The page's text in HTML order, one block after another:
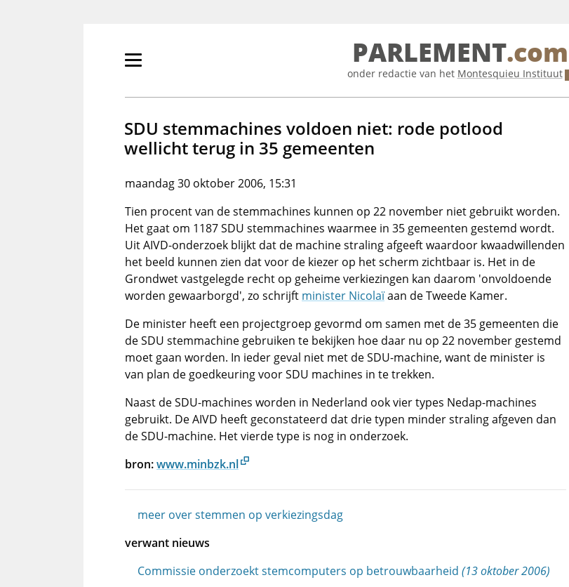
Primair
tonen/verbergen
PARLEMENT.com
onder redactie van het Montesquieu Instituut
SDU stemmachines voldoen niet: rode potlood
wellicht terug in 35 gemeenten
maandag 30 oktober 2006, 15:31
Tien procent van de stemmachines kunnen op 22 november niet gebruikt worden.
Het gaat om 1187 SDU stemmachines waarmee in 35 gemeenten gestemd wordt.
Uit AIVD-onderzoek blijkt dat de machine straling afgeeft waardoor kwaadwillenden
het beeld kunnen zien dat voor de kiezer op het scherm zichtbaar is. Het in de
Grondwet vastgelegde recht op geheime verkiezingen kan daarom 'onvoldoende
worden gewaarborgd', zo schrijft minister Nicolaïaan de Tweede Kamer.
De minister heeft een projectgroep gevormd om samen met de 35 gemeenten die
de SDU stemmachine gebruiken te bekijken hoe daar nu op 22 november gestemd
moet gaan worden. In ieder geval niet met de SDU-machine, want de minister is
van plan de goedkeuring voor SDU machines in te trekken.
Naast de SDU-machines worden in Nederland ook vier types Nedap-machines
gebruikt. De AIVD heeft geconstateerd dat drie typen minder straling afgeven dan
de SDU-machine. Het vierde type is nog in onderzoek.
bron:www.minbzk.nl
meer over stemmen op verkiezingsdag
verwant nieuws
Commissie onderzoekt stemcomputers op betrouwbaarheid (13 oktober 2006)